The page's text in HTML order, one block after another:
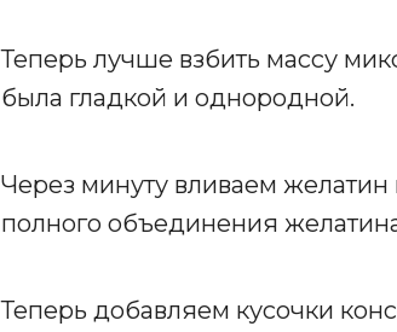
Теперь лучше взбить массу
была гладкой и однородной.
Через минуту вливаем
полного объединения
Теперь добавляем кусочки